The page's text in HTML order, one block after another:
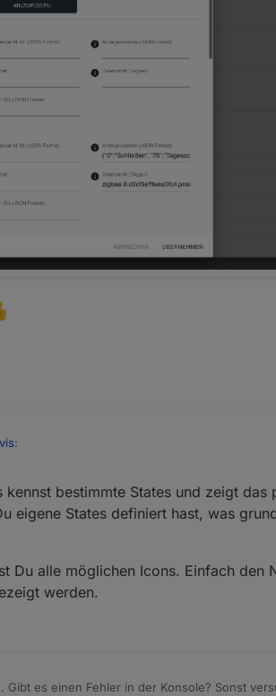
:
Alle die, die du drin hast, werden
an? Hast du die Geräte richtig den
fehlen, sondern meinte damit das ich sie
erstellten geräten,was könnte ich da falsch
bestimmte States und zeigt das
eigene States definiert hast, was
Du alle möglichen Icons. Einfach den
werden.
es einen Fehler in der Konsole? Sonst